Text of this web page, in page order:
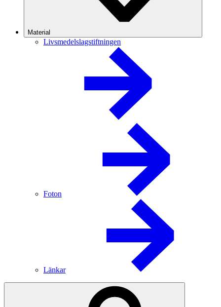
Material
Livsmedelslagstiftningen
Foton
Länkar